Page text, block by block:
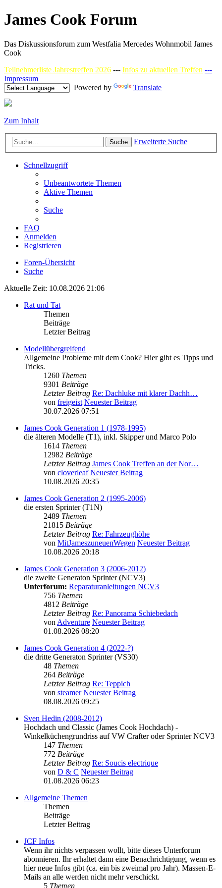
James Cook Forum
Das Diskussionsforum zum Westfalia Mercedes Wohnmobil James
Cook
Teilnehmerliste Jahrestreffen 2026 --- Infos zu aktuellen Treffen ---
Impressum
Powered by
Translate
Zum Inhalt
Suche Erweiterte Suche
Schnellzugriff
Unbeantwortete Themen
Aktive Themen
Suche
FAQ
Anmelden
Registrieren
Foren-Übersicht
Suche
Aktuelle Zeit: 10.08.2026 21:06
Rat und Tat
Themen
Beiträge
Letzter Beitrag
Modellübergreifend
Allgemeine Probleme mit dem Cook? Hier gibt es Tipps und
Tricks.
1260 Themen
9301 Beiträge
Letzter Beitrag Re: Dachluke mit klarer Dachh…
von freigeist Neuester Beitrag
30.07.2026 07:51
James Cook Generation 1 (1978-1995)
die älteren Modelle (T1), inkl. Skipper und Marco Polo
1614 Themen
12982 Beiträge
Letzter Beitrag James Cook Treffen an der Nor…
von cloverleaf Neuester Beitrag
10.08.2026 20:35
James Cook Generation 2 (1995-2006)
die ersten Sprinter (T1N)
2489 Themen
21815 Beiträge
Letzter Beitrag Re: Fahrzeughöhe
von MitJameszuneuenWegen Neuester Beitrag
10.08.2026 20:18
James Cook Generation 3 (2006-2012)
die zweite Generaton Sprinter (NCV3)
Unterforum: Reparaturanleitungen NCV3
756 Themen
4812 Beiträge
Letzter Beitrag Re: Panorama Schiebedach
vonAdventure Neuester Beitrag
01.08.2026 08:20
James Cook Generation 4 (2022-?)
die dritte Generaton Sprinter (VS30)
48 Themen
264 Beiträge
Letzter Beitrag Re: Teppich
von steamer Neuester Beitrag
08.08.2026 09:25
Sven Hedin (2008-2012)
Hochdach und Classic (James Cook Hochdach) -
Winkelküchengrundriss auf VW Crafter oder Sprinter NCV3
147 Themen
772 Beiträge
Letzter Beitrag Re: Soucis electrique
von D & C Neuester Beitrag
01.08.2026 06:23
Allgemeine Themen
Themen
Beiträge
Letzter Beitrag
JCF Infos
Wenn ihr nichts verpassen wollt, bitte dieses Unterforum
abonnieren. Ihr erhaltet dann eine Benachrichtigung, wenn es
hier neue Infos gibt (ca. ein bis zweimal pro Jahr). Massen-E-
Mails an alle werden nicht mehr verschickt.
5 Themen